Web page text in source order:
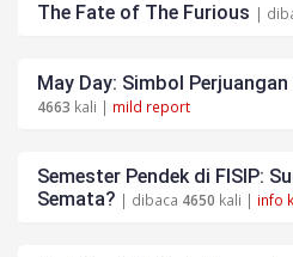
The Fate of The Furious |
May Day: Simbol
4663 kali | mild report
Semester Pendek di FISIP:
Semata? | dibaca 4650 kali | info